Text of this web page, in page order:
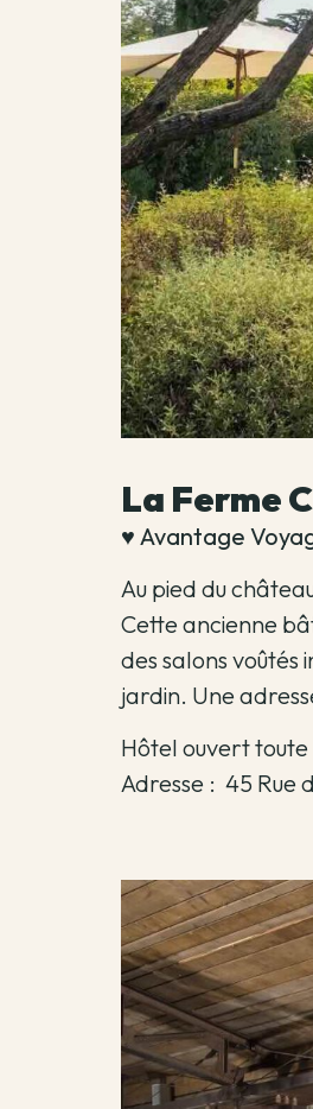
La Ferme
♥️ Avantage
Au pied du
Cette ancienne
des salons voûtés
jardin. Une
Hôtel ouvert toute
Adresse : 45 Rue